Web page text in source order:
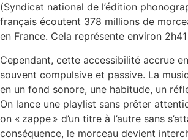
(Syndicat national de l’édition
français écoutent 378 millions de
en France. Cela représente environ
Cependant, cette accessibilité accrue
souvent compulsive et passive. La
en un fond sonore, une habitude, un
On lance une playlist sans prêter
on « zappe » d’un titre à l’autre sans
conséquence, le morceau devient